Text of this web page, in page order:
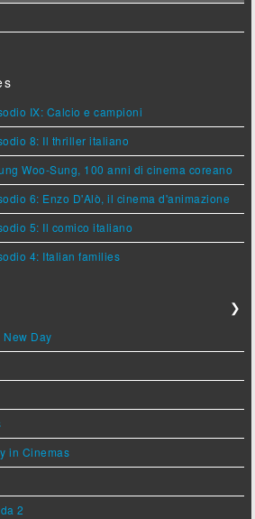
IX: Calcio e campioni
8: Il thriller italiano
Woo-Sung, 100 anni di cinema coreano
6: Enzo D'Alò, il cinema d'animazione
5: Il comico italiano
4: Italian families
❯
New Day
in Cinemas
2